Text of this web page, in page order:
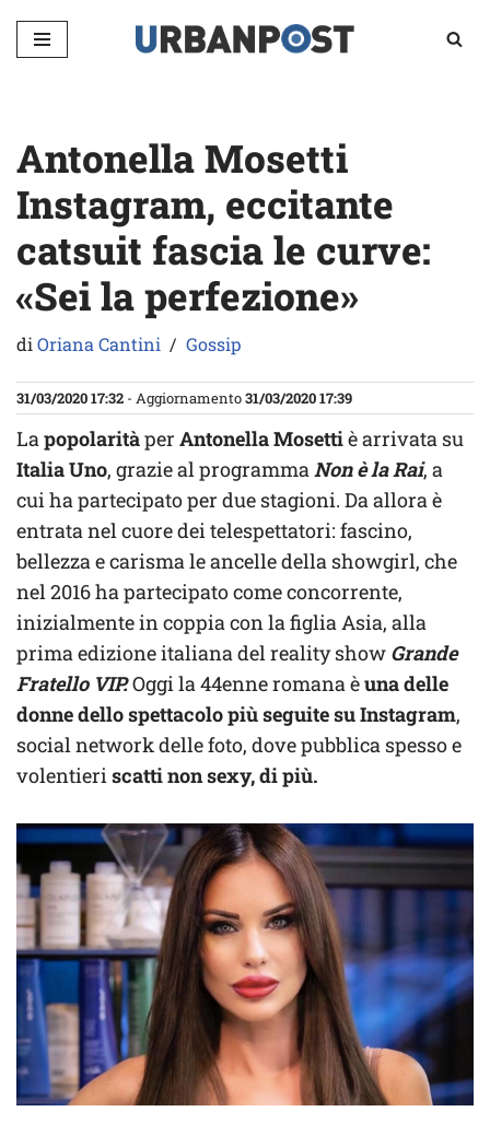
Vai
Antonella Mosetti
Instagram, eccitante
catsuit fascia le curve:
«Sei la perfezione»
diOriana Cantini Gossip
31/03/2020 17:32 - Aggiornamento31/03/2020 17:39
Lapopolaritàper Antonella Mosettiè arrivata su
Italia Uno, grazie al programmaNon è la Rai, a
cui ha partecipato per due stagioni. Da allora è
entrata nel cuore dei telespettatori: fascino,
bellezza e carisma le ancelle della showgirl, che
nel 2016 ha partecipato come concorrente,
inizialmente in coppia con la figlia Asia, alla
prima edizione italiana del reality show Grande
Fratello VIP.Oggi la 44enne romana èuna delle
donne dello spettacolo più seguite su Instagram,
social network delle foto, dove pubblica spesso e
volentieriscatti non sexy, di più.